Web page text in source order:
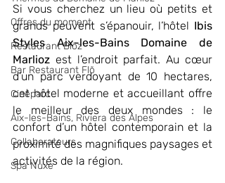
Offres du moment
Restaurant Biõz
Bar Restaurant Flõ
Cinéparc
Aix-les-Bains, Riviera des Alpes
Collaborateurs
Spa Nuxe
Si vous cherchez un lieu où petits et
grands peuvent s’épanouir, l’hôtel Ibis
Styles Aix-les-Bains Domaine de
Marlioz est l’endroit parfait. Au cœur
d’un parc verdoyant de 10 hectares,
cet hôtel moderne et accueillant offre
le meilleur des deux mondes : le
confort d’un hôtel contemporain et la
proximité des magnifiques paysages et
activités de la région.